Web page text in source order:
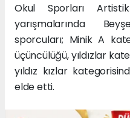
Okul Sporları
yarışmalarında
sporcuları; Minik A
üçüncülüğü, yıldızlar
yıldız kızlar
elde etti.